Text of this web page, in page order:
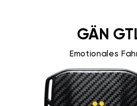
GÄN
Emotionales